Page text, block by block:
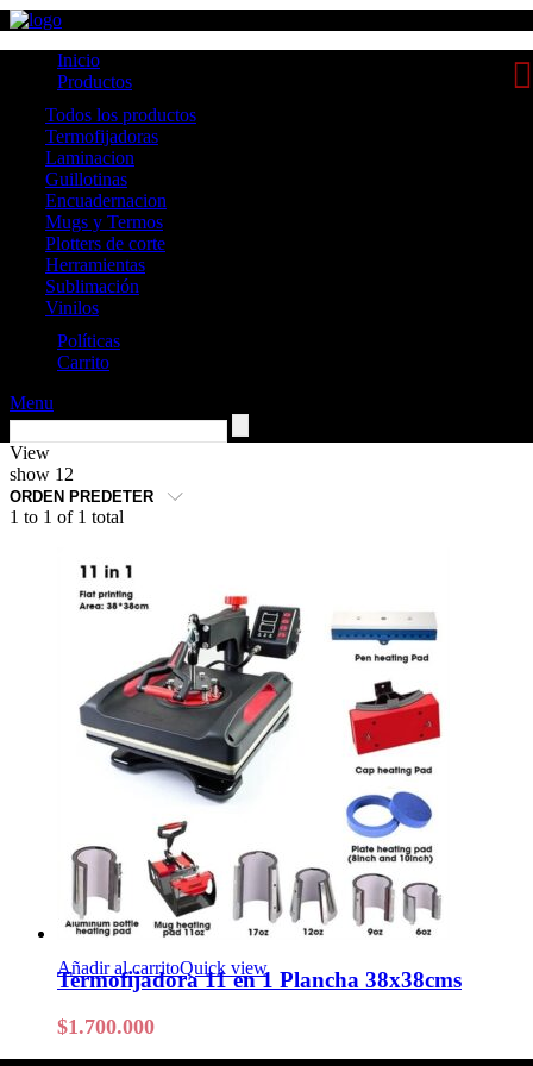
Inicio
Productos
Todos los productos
Termofijadoras
Laminacion
Guillotinas
Encuadernacion
Mugs y Termos
Plotters de corte
Herramientas
Sublimación
Vinilos
Políticas
Carrito
Menu
View
show 12
1 to 1 of 1 total
Añadir al carritoQuick view
Termofijadora 11 en 1 Plancha 38x38cms
$1.700.000